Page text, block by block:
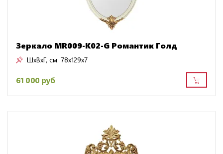
Зеркало MR009-K02-G Романтик Голд
ШxВxГ, см: 78x129x7
61 000 руб